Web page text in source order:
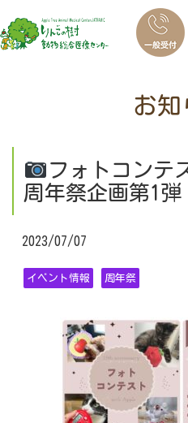
お知
フォトコンテ
周年祭企画第1弾
2023/07/07
イベント情報 周年祭